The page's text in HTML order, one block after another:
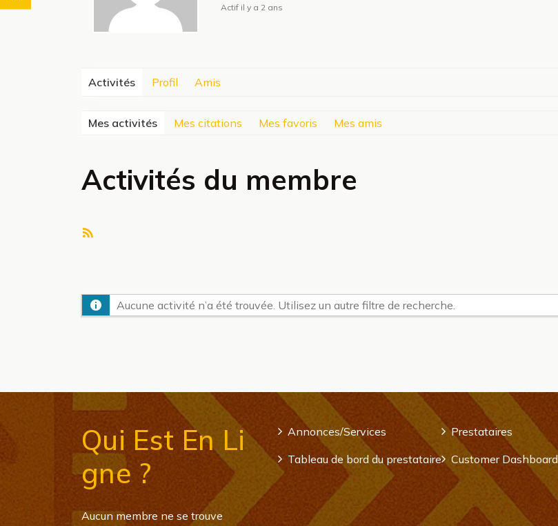
Actif il y a 2 ans
Activités Profil Amis
Mes activités Mes citations Mes favoris Mes amis
Activités du membre
Aucune activité n’a été trouvée. Utilisez un autre filtre de recherche.
Qui Est En Li
Gne ?
Aucun membre ne se trouve
Annonces/Services
Prestataires
Tableau de bord du prestataire
Customer Dashboard